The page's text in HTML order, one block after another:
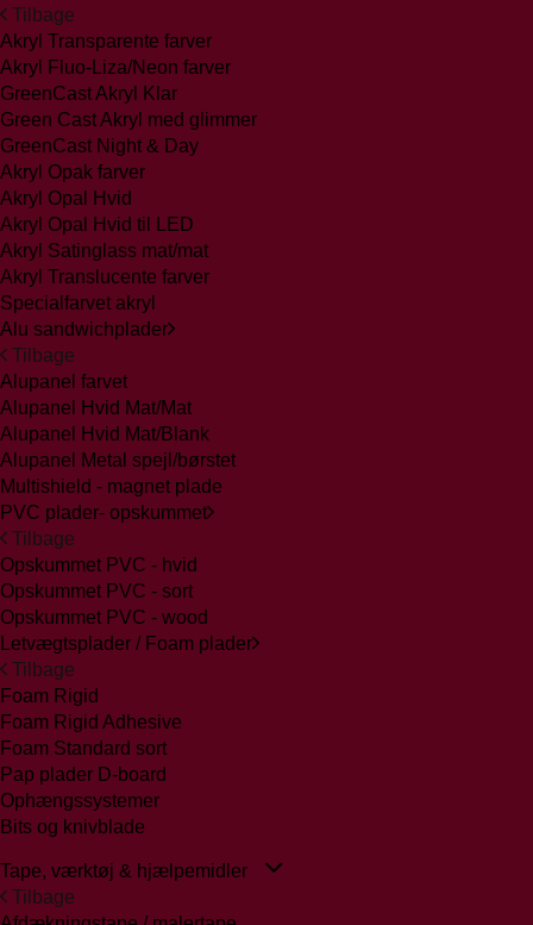
Tilbage
Akryl Transparente farver
Akryl Fluo-Liza/Neon farver
GreenCast Akryl Klar
Green Cast Akryl med glimmer
GreenCast Night & Day
Akryl Opak farver
Akryl Opal Hvid
Akryl Opal Hvid til LED
Akryl Satinglass mat/mat
Akryl Translucente farver
Specialfarvet akryl
Alu sandwichplader
Tilbage
Alupanel farvet
Alupanel Hvid Mat/Mat
Alupanel Hvid Mat/Blank
Alupanel Metal spejl/børstet
Multishield - magnet plade
PVC plader- opskummet
Tilbage
Opskummet PVC - hvid
Opskummet PVC - sort
Opskummet PVC - wood
Letvægtsplader / Foam plader
Tilbage
Foam Rigid
Foam Rigid Adhesive
Foam Standard sort
Pap plader D-board
Ophængssystemer
Bits og knivblade
Tape, værktøj & hjælpemidler
Tilbage